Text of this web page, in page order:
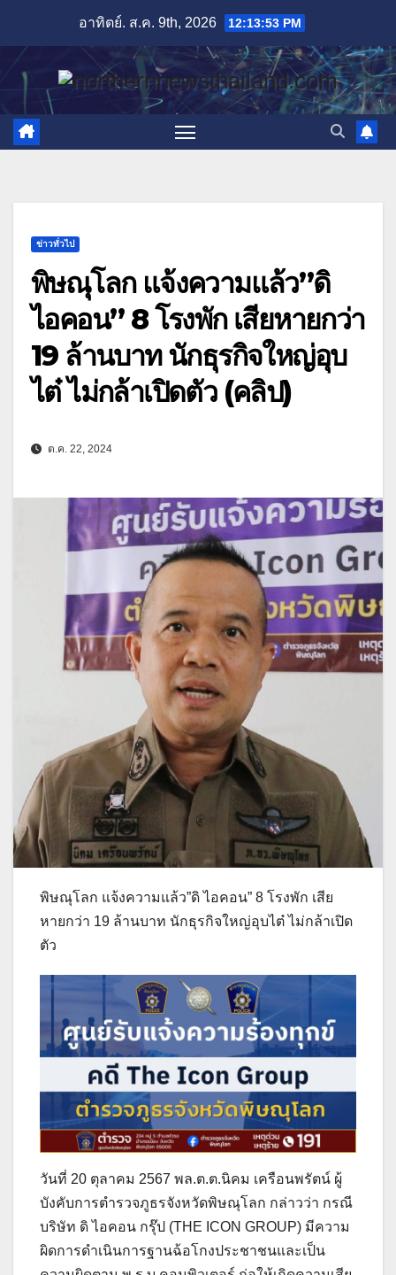
content
อาทิตย์. ส.ค. 9th, 2026 12:13:54 PM
ข่าวทั่วไป
พิษณุโลก แจ้งความแล้ว”ดิ
ไอคอน” 8 โรงพัก เสียหายกว่า
19 ล้านบาท นักธุรกิจใหญ่อุบ
ไต๋ ไม่กล้าเปิดตัว (คลิป)
ต.ค. 22, 2024
พิษณุโลก แจ้งความแล้ว”ดิ ไอคอน” 8 โรงพัก เสีย
หายกว่า 19 ล้านบาท นักธุรกิจใหญ่อุบไต๋ ไม่กล้าเปิด
ตัว
วันที่ 20 ตุลาคม 2567 พล.ต.ต.นิคม เครือนพรัตน์ ผู้
บังคับการตำรวจภูธรจังหวัดพิษณุโลก กล่าวว่า กรณี
บริษัท ดิ ไอคอน กรุ๊ป (THE ICON GROUP) มีความ
ผิดการดำเนินการฐานฉ้อโกงประชาชนและเป็น